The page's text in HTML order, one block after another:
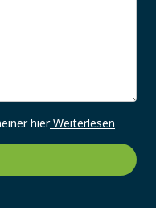
hierWeiterlesen